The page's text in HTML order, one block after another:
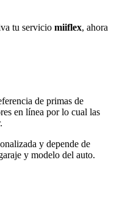
tu servicio miiflex, ahora
de primas de
en línea por lo cual las
y depende de
y modelo del auto.